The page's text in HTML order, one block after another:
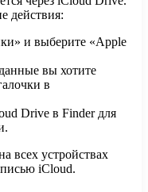
действия:
и выберите «Apple
вы хотите
в
Drive в Finder для
всех устройствах
iCloud.